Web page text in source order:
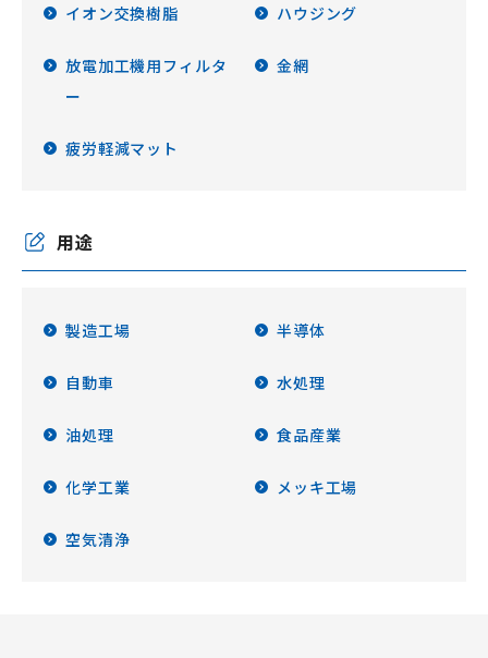
イオン交換樹脂 ハウジング
放電加工機用フィルタ
ー
金網
疲労軽減マット
用途
製造工場 半導体
自動車 水処理
油処理 食品産業
化学工業 メッキ工場
空気清浄